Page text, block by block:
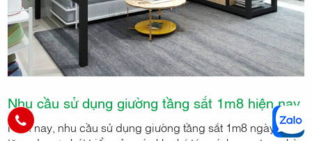
Nhu cầu sử dụng giường tầng sắt 1m8 hiện nay
Hiện nay, nhu cầu sử dụng giường tầng sắt 1m8 ngày càng